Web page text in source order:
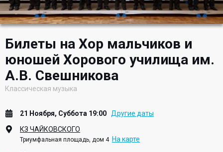
Билеты на Хор мальчиков и
юношей Хорового училища им.
А.В. Свешникова
Классическая музыка
21 Ноября, Суббота 19:00
Другие даты
КЗ ЧАЙКОВСКОГО
Триумфальная площадь, дом 4 На карте